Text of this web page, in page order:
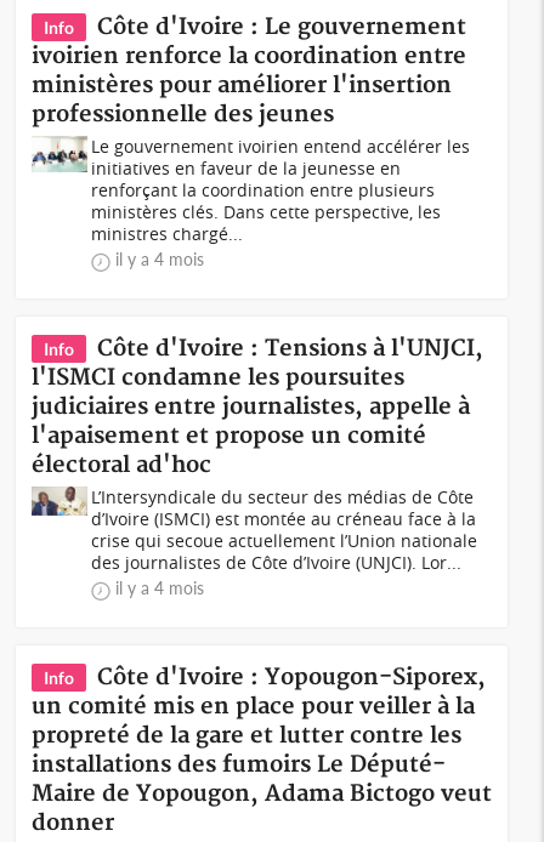
Info
Côte d'Ivoire : Le gouvernement
ivoirien renforce la coordination entre
ministères pour améliorer l'insertion
professionnelle des jeunes
Le gouvernement ivoirien entend accélérer les
initiatives en faveur de la jeunesse en
renforçant la coordination entre plusieurs
ministères clés. Dans cette perspective, les
ministres chargé...
il y a 4 mois
Info
Côte d'Ivoire : Tensions à l'UNJCI,
l'ISMCI condamne les poursuites
judiciaires entre journalistes, appelle à
l'apaisement et propose un comité
électoral ad'hoc
L’Intersyndicale du secteur des médias de Côte
d’Ivoire (ISMCI) est montée au créneau face à la
crise qui secoue actuellement l’Union nationale
des journalistes de Côte d’Ivoire (UNJCI). Lor...
il y a 4 mois
Info
Côte d'Ivoire : Yopougon-Siporex,
un comité mis en place pour veiller à la
propreté de la gare et lutter contre les
installations des fumoirs Le Député-
Maire de Yopougon, Adama Bictogo veut
donner